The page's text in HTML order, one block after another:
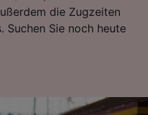
die Zugzeiten
Suchen Sie noch heute
signalisiert und
Surfdaten. Ihre
Zwecke
Daten, um